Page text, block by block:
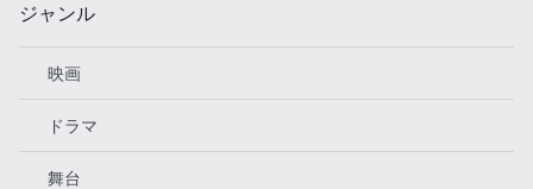
ジャンル
映画
ドラマ
舞台